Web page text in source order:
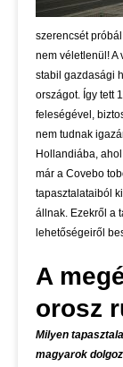
szerencsét
nem véletlenül! A
stabil gazdasági
országot. Így tett
feleségével,
nem tudnak
Hollandiába,
már a Covebo
tapasztalataiból
állnak. Ezekről a
lehetőségeiről
A
orosz
Milyen
magyarok